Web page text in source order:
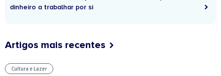
dinheiro a trabalhar por si
Artigos mais recentes
Cultura e Lazer